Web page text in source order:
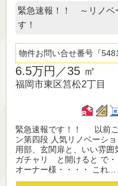
緊急速報！！ ～リノベ
す！
物件お問い合せ番号 5481
6.5万円／35 ㎡
福岡市東区筥松2丁目
緊急速報です！！ 以前ご
ン第四段 人気リノベーシ
用部、玄関扉と、いい雰
ガチャリ と開けると で・
オーナー様・・・・ これ...